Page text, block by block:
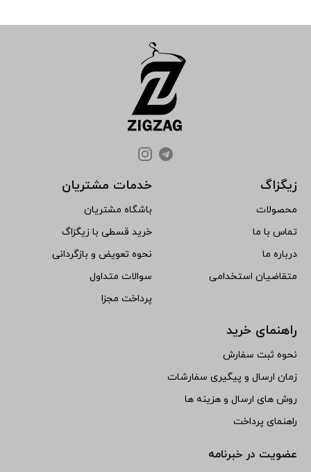
زیگزاگ
محصولات
تماس با ما
درباره ما
متقاضیان استخدامی
خدمات مشتریان
باشگاه مشتریان
خرید قسطی با زیگزاگ
نحوه تعویض و بازگردانی
سوالات متداول
پرداخت مجزا
راهنمای خرید
نحوه ثبت سفارش
زمان ارسال و پیگیری سفارشات
روش های ارسال و هزینه ها
راهنمای پرداخت
عضویت در خبرنامه